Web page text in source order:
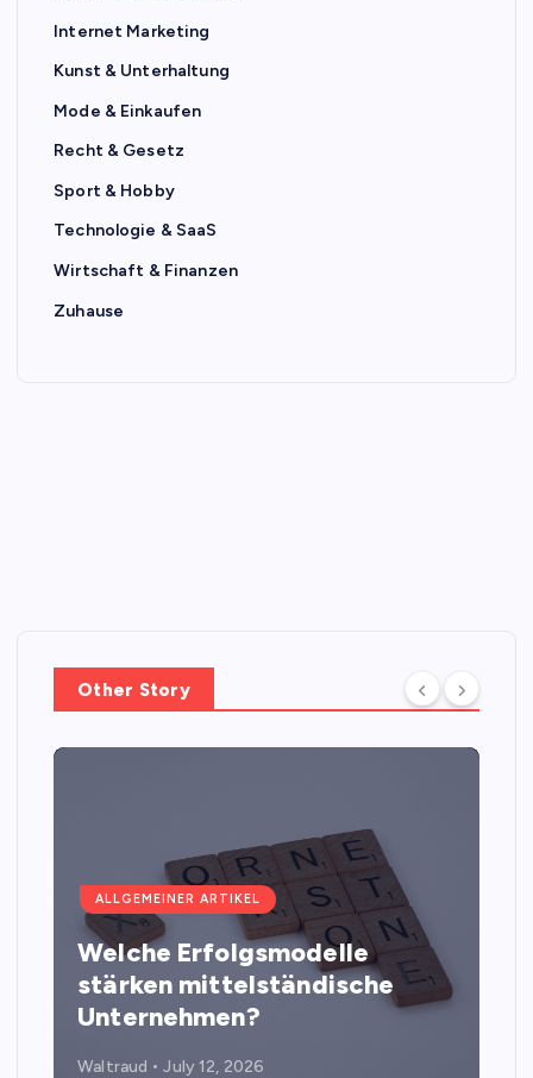
Internet Marketing
Kunst & Unterhaltung
Mode & Einkaufen
Recht & Gesetz
Sport & Hobby
Technologie & SaaS
Wirtschaft & Finanzen
Zuhause
Other Story
ALLGEMEINER ARTIKEL
Welche Erfolgsmodelle
stärken mittelständische
Unternehmen?
Waltraud July 12, 2026